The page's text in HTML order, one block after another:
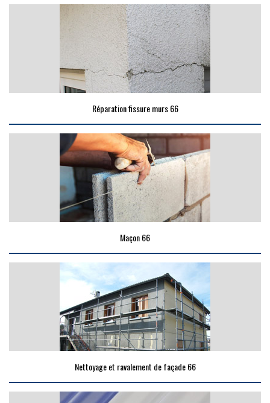
Réparation fissure murs 66
Maçon 66
Nettoyage et ravalement de façade 66